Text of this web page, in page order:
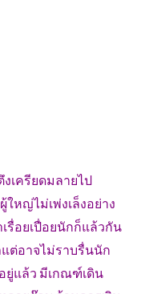
เครียดมลายไป
หญ่ไม่เพ่งเล็งอย่าง
รื่อยเปื่อยนักก็แล้วกัน
แต่อาจไม่ราบรื่นนัก
ยู่แล้ว มีเกณฑ์เดิน